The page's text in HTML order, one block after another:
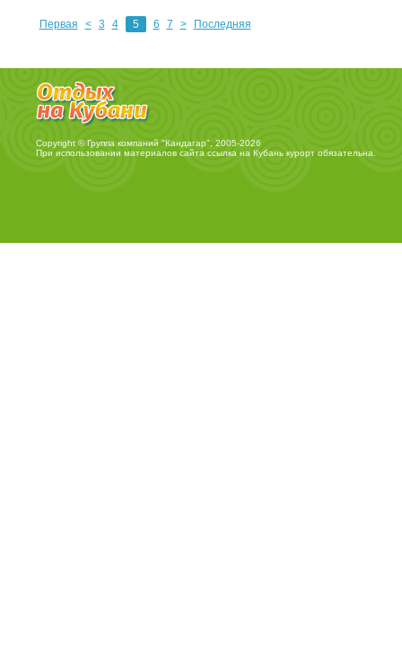
Первая < 3 4 5 6 7 > Последняя
Copyright © Группа компаний "Кандагар", 2005-2026
При использовании материалов сайта ссылка на Кубань курортобязательна.